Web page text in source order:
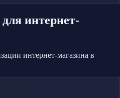
для интернет-
интернет-магазина в